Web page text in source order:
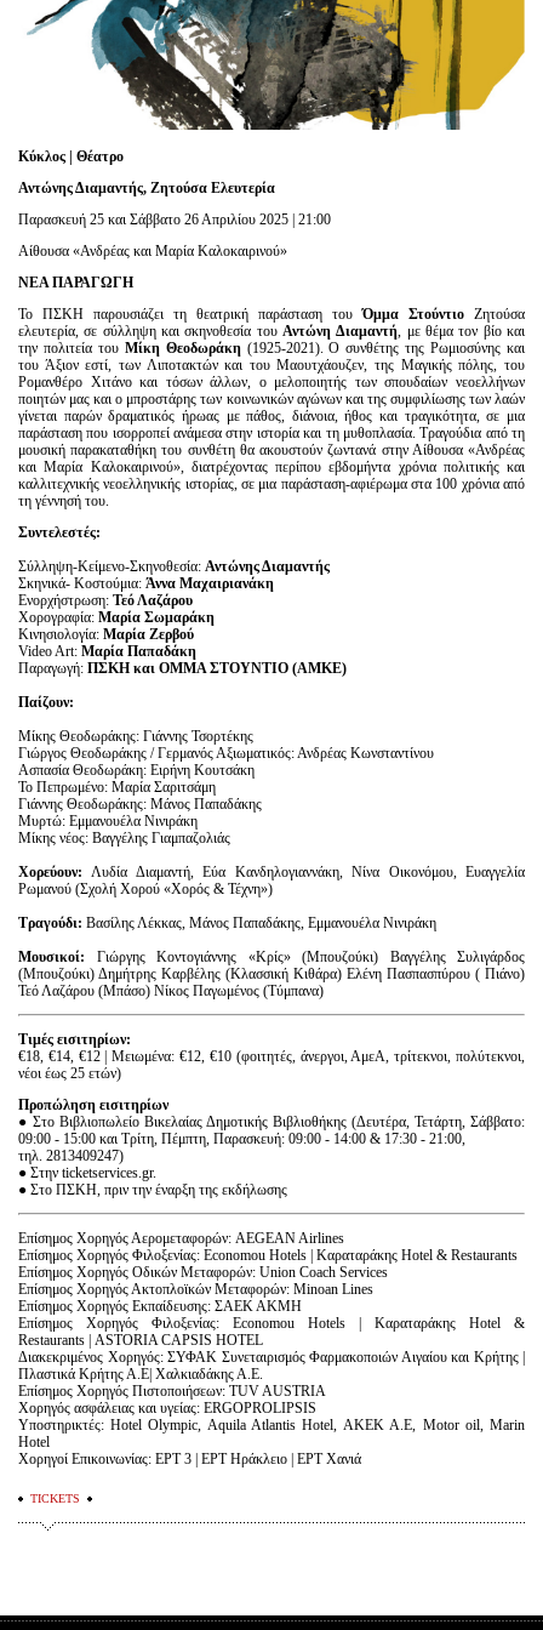
Είσοδος διαχειριστή
Κύκλος | Θέατρο
Αντώνης Διαμαντής, Ζητούσα Ελευτερία
Παρασκευή 25 και Σάββατο 26 Απριλίου 2025 | 21:00
Αίθουσα «Ανδρέας και Μαρία Καλοκαιρινού»
ΝΕΑ ΠΑΡΑΓΩΓΗ
Το ΠΣΚΗ παρουσιάζει τη θεατρική παράσταση τουΌμμα Στούντιο Ζητούσα
ελευτερία, σε σύλληψη και σκηνοθεσία του Αντώνη Διαμαντή, με θέμα τον βίο και
την πολιτεία του Μίκη Θεοδωράκη(1925-2021). Ο συνθέτης της Ρωμιοσύνης και
του Άξιον εστί, των Λιποτακτών και του Μαουτχάουζεν, της Μαγικής πόλης, του
Ρομανθέρο Χιτάνο και τόσων άλλων, ο μελοποιητής των σπουδαίων νεοελλήνων
ποιητών μας και ο μπροστάρης των κοινωνικών αγώνων και της συμφιλίωσης των λαών
γίνεται παρών δραματικός ήρωας με πάθος, διάνοια, ήθος και τραγικότητα, σε μια
παράσταση που ισορροπεί ανάμεσα στην ιστορία και τη μυθοπλασία. Τραγούδια από τη
μουσική παρακαταθήκη του συνθέτη θα ακουστούν ζωντανά στην Αίθουσα «Ανδρέας
και Μαρία Καλοκαιρινού», διατρέχοντας περίπου εβδομήντα χρόνια πολιτικής και
καλλιτεχνικής νεοελληνικής ιστορίας, σε μια παράσταση-αφιέρωμα στα 100 χρόνια από
τη γέννησή του.
Συντελεστές:
Σύλληψη-Κείμενο-Σκηνοθεσία: Αντώνης Διαμαντής
Σκηνικά- Κοστούμια: Άννα Μαχαιριανάκη
Ενορχήστρωση: Τεό Λαζάρου
Χορογραφία: Μαρία Σωμαράκη
Κινησιολογία: Μαρία Ζερβού
Video Art: Μαρία Παπαδάκη
Παραγωγή: ΠΣΚΗ και ΟΜΜΑ ΣΤΟΥΝΤΙΟ (ΑΜΚΕ)
Παίζουν:
Μίκης Θεοδωράκης: Γιάννης Τσορτέκης
Γιώργος Θεοδωράκης / Γερμανός Αξιωματικός: Ανδρέας Κωνσταντίνου
Ασπασία Θεοδωράκη: Ειρήνη Κουτσάκη
Το Πεπρωμένο: Μαρία Σαριτσάμη
Γιάννης Θεοδωράκης: Μάνος Παπαδάκης
Μυρτώ: Εμμανουέλα Νινιράκη
Μίκης νέος: Βαγγέλης Γιαμπαζολιάς
Χορεύουν:Λυδία Διαμαντή, Εύα Κανδηλογιαννάκη, Νίνα Οικονόμου, Ευαγγελία
Ρωμανού (Σχολή Χορού «Χορός & Τέχνη»)
Τραγούδι: Βασίλης Λέκκας, Μάνος Παπαδάκης, Εμμανουέλα Νινιράκη
Μουσικοί: Γιώργης Κοντογιάννης «Κρίς» (Μπουζούκι) Βαγγέλης Συλιγάρδος
(Μπουζούκι) Δημήτρης Καρβέλης (Κλασσική Κιθάρα) Ελένη Πασπασπύρου ( Πιάνο)
Τεό Λαζάρου (Μπάσο) Nίκος Παγωμένος (Τύμπανα)
Τιμές εισιτηρίων:
€18, €14, €12 | Μειωμένα: €12, €10 (φοιτητές, άνεργοι, ΑμεΑ, τρίτεκνοι, πολύτεκνοι,
νέοι έως 25 ετών)
Προπώληση εισιτηρίων
● Στο Βιβλιοπωλείο Βικελαίας Δημοτικής Βιβλιοθήκης (Δευτέρα, Τετάρτη, Σάββατο:
09:00 - 15:00 και Τρίτη, Πέμπτη, Παρασκευή: 09:00 - 14:00 & 17:30 - 21:00,
τηλ. 2813409247)
● Στην ticketservices.gr.
● Στο ΠΣΚΗ, πριν την έναρξη της εκδήλωσης
Επίσημος Χορηγός Αερομεταφορών: AEGEAN Airlines
​Επίσημος Χορηγός Φιλοξενίας: Economou Hotels | Καραταράκης Hotel & Restaurants
​Επίσημος Χορηγός Οδικών Μεταφορών: Union Coach Services
​Επίσημος Χορηγός Ακτοπλοϊκών Μεταφορών: Minoan Lines
​Επίσημος Χορηγός Εκπαίδευσης: ΣΑΕΚ ΑΚΜΗ
Επίσημος Χορηγός Φιλοξενίας: Economou Hotels | Καραταράκης Hotel &
Restaurants | ASTORIA CAPSIS HOTEL
​Διακεκριμένος Χορηγός: ΣΥΦΑΚ Συνεταιρισμός Φαρμακοποιών Αιγαίου και Κρήτης |
Πλαστικά Κρήτης Α.Ε| Χαλκιαδάκης Α.Ε.
​Επίσημος Χορηγός Πιστοποιήσεων: TUV AUSTRIA
​Χορηγός ασφάλειας και υγείας: ERGOPROLIPSIS
​Υποστηρικτές: Hotel Olympic, Aquila Atlantis Hotel, ΑΚΕΚ Α.Ε, Motor oil, Marin
Hotel
​Χορηγοί Επικοινωνίας: ΕΡΤ 3 | ΕΡΤ Ηράκλειο | ΕΡΤ Χανιά
TICKETS